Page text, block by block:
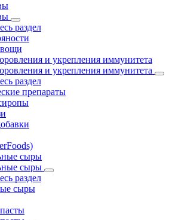
раздел
и укрепления иммунитета
и укрепления иммунитета
раздел
препараты
сыры
сыры
раздел
сыры